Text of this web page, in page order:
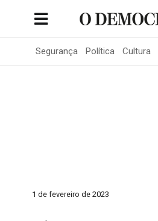
Segurança Política Cultura
1 de fevereiro de 2023